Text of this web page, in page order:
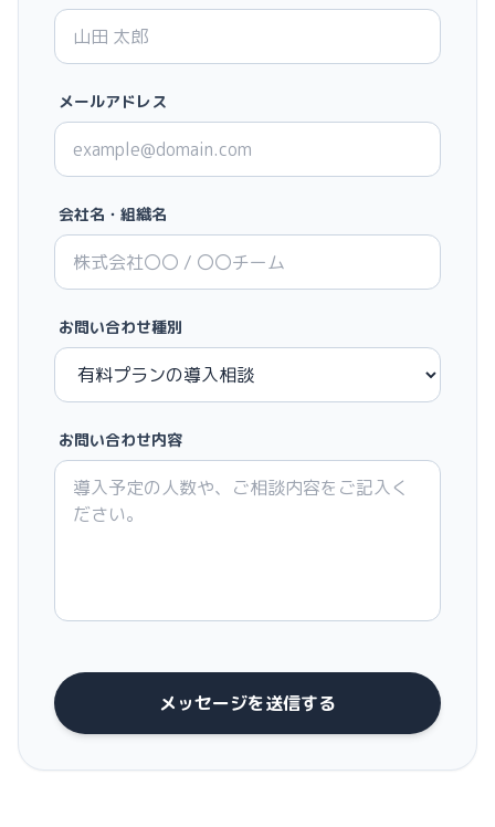
メールアドレス
会社名・組織名
お問い合わせ種別
お問い合わせ内容
メッセージを送信する